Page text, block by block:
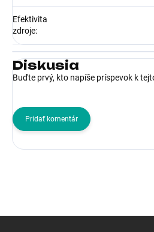
Efektivita
zdroje:
Diskusia
Buďte prvý, kto napíše príspevok k
Pridať komentár